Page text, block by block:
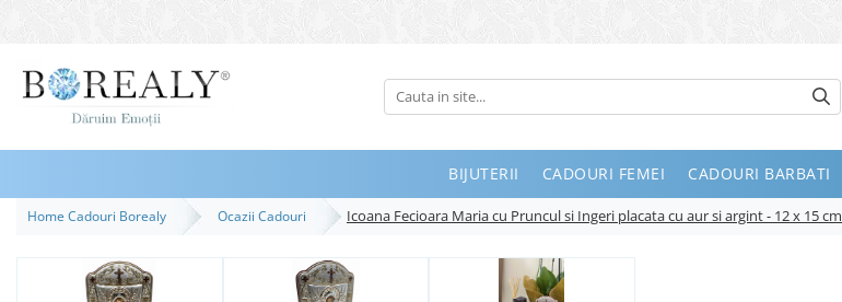
Bijuterii
Inele
Bratari
BIJUTERII CADOURI FEMEI CADOURI BARBATI
Home Cadouri Borealy Ocazii Cadouri Icoana Fecioara Maria cu Pruncul si Ingeri placata cu aur si argint - 12 x 15 cm